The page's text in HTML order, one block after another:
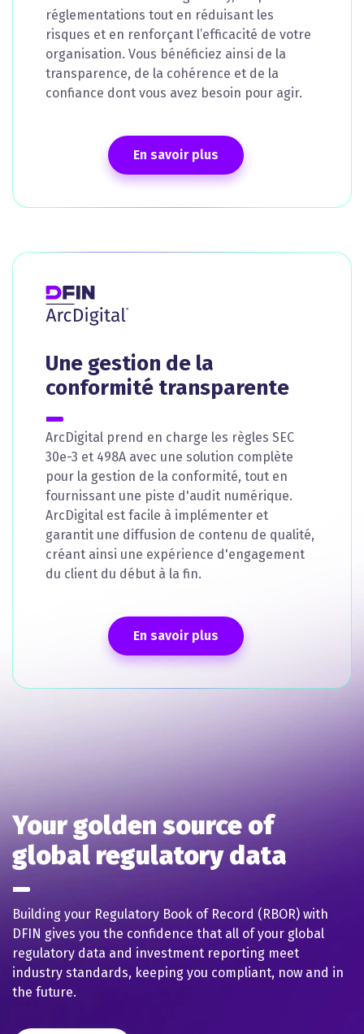
réglementations tout en réduisant les
risques et en renforçant l’efficacité de votre
organisation. Vous bénéficiez ainsi de la
transparence, de la cohérence et de la
confiance dont vous avez besoin pour agir.
En savoir plus
Une gestion de la
conformité transparente
ArcDigital prend en charge les règles SEC
30e-3 et 498A avec une solution complète
pour la gestion de la conformité, tout en
fournissant une piste d'audit numérique.
ArcDigital est facile à implémenter et
garantit une diffusion de contenu de qualité,
créant ainsi une expérience d'engagement
du client du début à la fin.
En savoir plus
Your golden source of
global regulatory data
Building your Regulatory Book of Record (RBOR) with
DFIN gives you the confidence that all of your global
regulatory data and investment reporting meet
industry standards, keeping you compliant, now and in
the future.